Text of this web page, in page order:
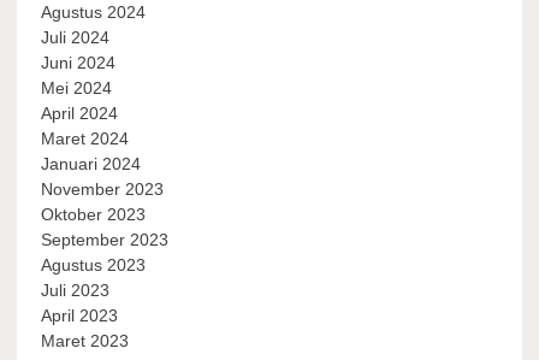
Agustus 2024
Juli 2024
Juni 2024
Mei 2024
April 2024
Maret 2024
Januari 2024
November 2023
Oktober 2023
September 2023
Agustus 2023
Juli 2023
April 2023
Maret 2023